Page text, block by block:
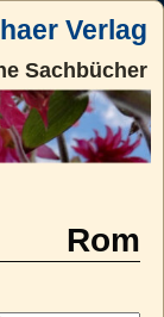
Verlag
Sachbücher
Rom